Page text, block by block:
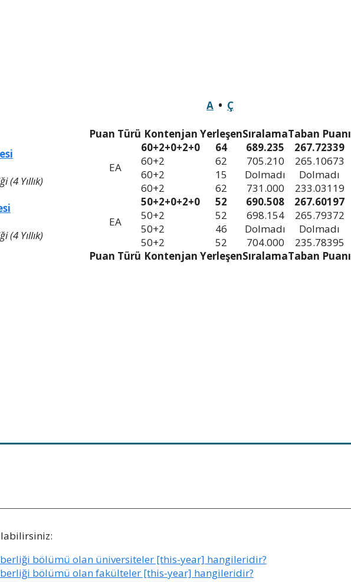
A • Ç
Puan Türü Kontenjan YerleşenSıralamaTaban Puanı
(4 Yıllık)
EA
60+2+0+2+0
60+2
60+2
60+2
64
62
15
62
689.235
705.210
Dolmadı
731.000
267.72339
265.10673
Dolmadı
233.03119
(4 Yıllık)
EA
50+2+0+2+0
50+2
50+2
50+2
52
52
46
52
690.508
698.154
Dolmadı
704.000
267.60197
265.79372
Dolmadı
235.78395
Puan Türü Kontenjan YerleşenSıralamaTaban Puanı
bölümü olan üniversiteler [this-year] hangileridir?
bölümü olan fakülteler [this-year] hangileridir?